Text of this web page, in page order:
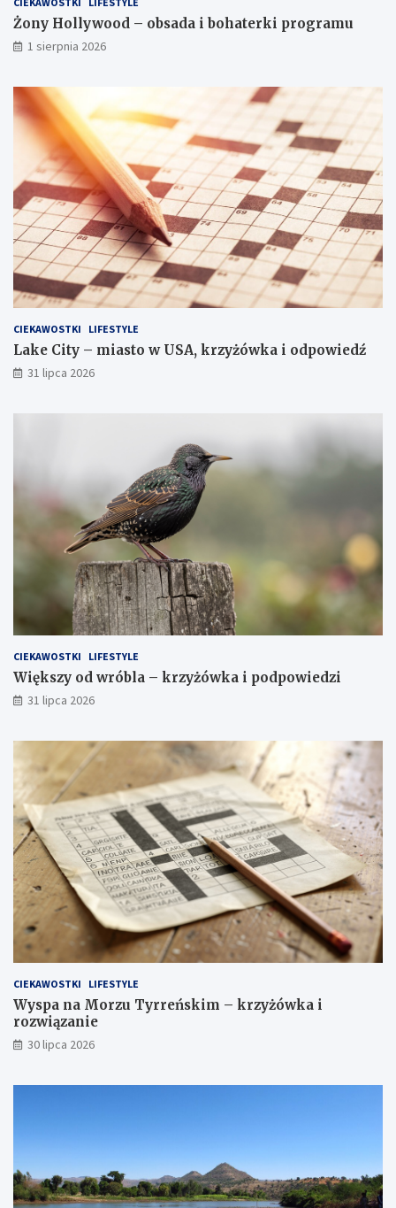
Żony Hollywood – obsada i bohaterki programu
1 sierpnia 2026
CIEKAWOSTKI LIFESTYLE
Lake City – miasto w USA, krzyżówka i odpowiedź
31 lipca 2026
CIEKAWOSTKI LIFESTYLE
Większy od wróbla – krzyżówka i podpowiedzi
31 lipca 2026
CIEKAWOSTKI LIFESTYLE
Wyspa na Morzu Tyrreńskim – krzyżówka i
rozwiązanie
30 lipca 2026